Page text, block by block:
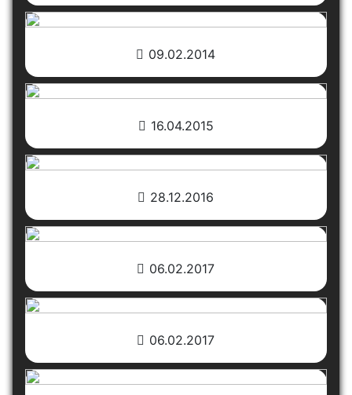
09.02.2014
16.04.2015
28.12.2016
06.02.2017
06.02.2017